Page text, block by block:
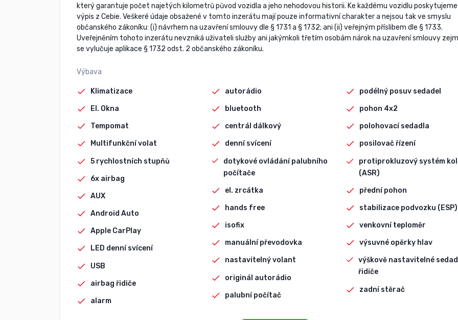
který garantuje počet najetých kilometrů původ vozidla a jeho nehodovou historii. Ke každému vozidlu poskytujeme
výpis z Cebie. Veškeré údaje obsažené v tomto inzerátu mají pouze informativní charakter a nejsou tak ve smyslu
občanského zákoníku: (i) návrhem na uzavření smlouvy dle § 1731 a § 1732; ani (ii) veřejným příslibem dle § 1733.
Uveřejněním tohoto inzerátu nevzniká uživateli služby ani jakýmkoli třetím osobám nárok na uzavření smlouvy
se vylučuje aplikace § 1732 odst. 2 občanského zákoníku.
Výbava
Klimatizace
El. Okna
Tempomat
Multifunkční volat
5 rychlostních stupňů
6x airbag
AUX
Android Auto
Apple CarPlay
LED denní svícení
USB
airbag řidiče
alarm
autorádio
bluetooth
centrál dálkový
denní svícení
dotykové ovládání palubního
počítače
el. zrcátka
hands free
isofix
manuální převodovka
nastavitelný volant
originál autorádio
palubní počítač
podélný posuv sedadel
pohon 4x2
polohovací sedadla
posilovač řízení
protiprokluzový systém kol
(ASR)
přední pohon
stabilizace podvozku (ESP)
venkovní teploměr
výsuvné opěrky hlav
výškově nastavitelné
řidiče
zadní stěrač